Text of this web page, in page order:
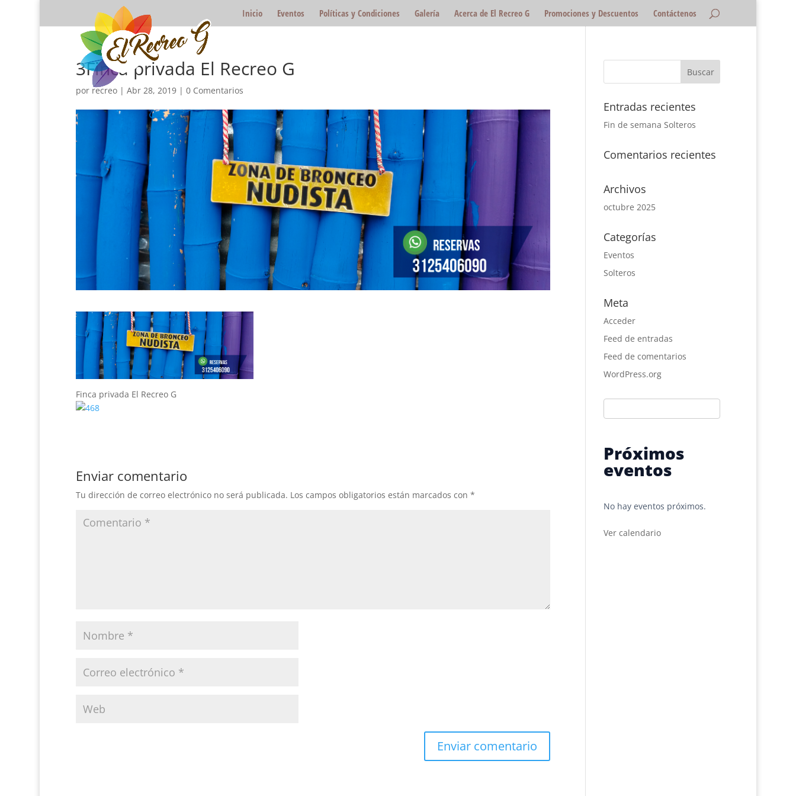
Inicio Eventos Políticas y Condiciones Galería Acerca de El Recreo G Promociones y Descuentos Contáctenos
3Finca privada El Recreo G
por recreo| Abr 28, 2019| 0 Comentarios
Finca privada El Recreo G
Enviar comentario
Tu dirección de correo electrónico no será publicada. Los campos obligatorios están marcados con *
Entradas recientes
Fin de semana Solteros
Comentarios recientes
Archivos
octubre 2025
Categorías
Eventos
Solteros
Meta
Acceder
Feed de entradas
Feed de comentarios
WordPress.org
Próximos
eventos
No hay eventos próximos.
Ver calendario